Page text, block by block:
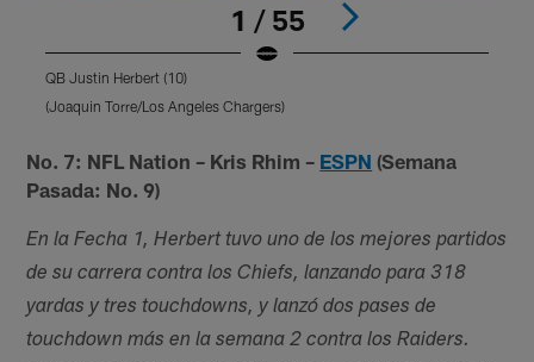
1 / 55
QB Justin Herbert (10)
(Joaquin Torre/Los Angeles Chargers)
No. 7: NFL Nation – Kris Rhim – ESPN (Semana
Pasada: No. 9)
En la Fecha 1, Herbert tuvo uno de los mejores partidos
de su carrera contra los Chiefs, lanzando para 318
yardas y tres touchdowns, y lanzó dos pases de
touchdown más en la semana 2 contra los Raiders.